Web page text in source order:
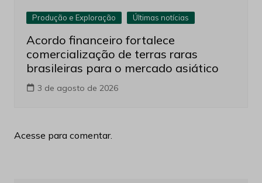
Produção e Exploração Últimas notícias
Acordo financeiro fortalece
comercialização de terras raras
brasileiras para o mercado asiático
3 de agosto de 2026
Acesse para comentar.